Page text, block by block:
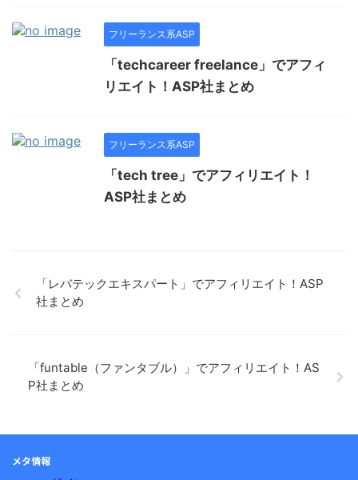
フリーランス系ASP
「techcareer freelance」でアフィ
リエイト！ASP社まとめ
フリーランス系ASP
「tech tree」でアフィリエイト！
ASP社まとめ
「レバテックエキスパート」でアフィリエイト！ASP
社まとめ
「funtable（ファンタブル）」でアフィリエイト！AS
P社まとめ
メタ情報